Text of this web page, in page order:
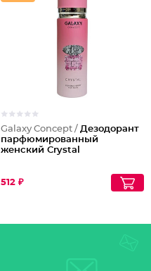
Galaxy Concept / Дезодорант
парфюмированный
женский Crystal
512 ₽